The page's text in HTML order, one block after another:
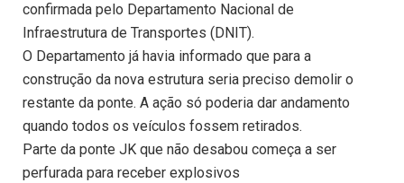
confirmada pelo Departamento Nacional de
Infraestrutura de Transportes (DNIT).
O Departamento já havia informado que para a
construção da nova estrutura seria preciso demolir o
restante da ponte. A ação só poderia dar andamento
quando todos os veículos fossem retirados.
Parte da ponte JK que não desabou começa a ser
perfurada para receber explosivos